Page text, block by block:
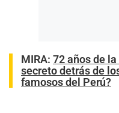
MIRA: 72 años de la
secreto detrás de
famosos del Perú?